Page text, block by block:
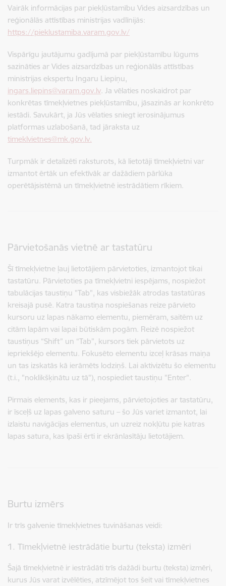
Vairāk informācijas par piekļūstamību Vides aizsardzības un
reģionālās attīstības ministrijas vadlīnijās:
https://pieklustamiba.varam.gov.lv/
Vispārīgu jautājumu gadījumā par piekļūstamību lūgums
sazināties ar Vides aizsardzības un reģionālās attīstības
ministrijas ekspertu Ingaru Liepiņu,
ingars.liepins@varam.gov.lv. Ja vēlaties noskaidrot par
konkrētas tīmekļvietnes piekļūstamību, jāsazinās ar konkrēto
iestādi. Savukārt, ja Jūs vēlaties sniegt ierosinājumus
platformas uzlabošanā, tad jāraksta uz
timeklvietnes@mk.gov.lv.
Turpmāk ir detalizēti raksturots, kā lietotāji tīmekļvietni var
izmantot ērtāk un efektīvāk ar dažādiem pārlūka
operētājsistēmā un tīmekļvietnē iestrādātiem rīkiem.
Pārvietošanās vietnē ar tastatūru
Šī tīmekļvietne ļauj lietotājiem pārvietoties, izmantojot tikai
tastatūru. Pārvietoties pa tīmekļvietni iespējams, nospiežot
tabulācijas taustiņu "Tab", kas visbiežāk atrodas tastatūras
kreisajā pusē. Katra taustiņa nospiešanas reize pārvieto
kursoru uz lapas nākamo elementu, piemēram, saitēm uz
citām lapām vai lapai būtiskām pogām. Reizē nospiežot
taustiņus “Shift” un “Tab”, kursors tiek pārvietots uz
iepriekšējo elementu. Fokusēto elementu izceļ krāsas maiņa
un tas izskatās kā ierāmēts lodziņš. Lai aktivizētu šo elementu
(t.i., "noklikšķinātu uz tā"), nospiediet taustiņu "Enter".
Pirmais elements, kas ir pieejams, pārvietojoties ar tastatūru,
ir īsceļš uz lapas galveno saturu – šo Jūs variet izmantot, lai
izlaistu navigācijas elementus, un uzreiz nokļūtu pie katras
lapas satura, kas īpaši ērti ir ekrānlasītāju lietotājiem.
Burtu izmērs
Ir trīs galvenie tīmekļvietnes tuvināšanas veidi:
1. Tīmekļvietnē iestrādātie burtu (teksta) izmēri
Šajā tīmekļvietnē ir iestrādāti trīs dažādi burtu (teksta) izmēri,
kurus Jūs varat izvēlēties, atzīmējot tos šeit vai tīmekļvietnes